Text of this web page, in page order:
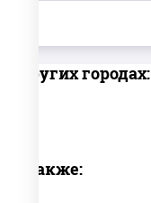
в других городах:
также: